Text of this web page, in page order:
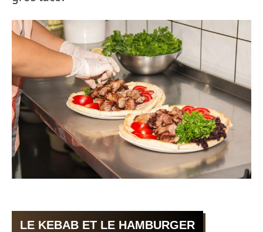
LE KEBAB ET LE HAMBURGER